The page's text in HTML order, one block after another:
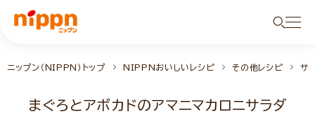
ニップン（NIPPN）トップ NIPPNおいしいレシピ その他レシピ サ
まぐろとアボカドのアマニマカロニサラダ